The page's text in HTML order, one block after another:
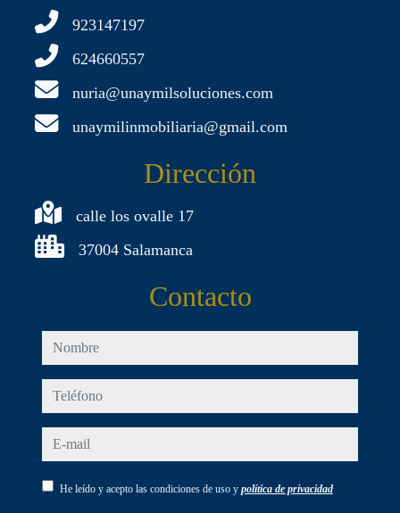
923147197
624660557
nuria@unaymilsoluciones.com
unaymilinmobiliaria@gmail.com
Dirección
calle los ovalle 17
37004 Salamanca
Contacto
nombre
teléfono
e-mail
He leído y acepto las condiciones de uso y política de privacidad